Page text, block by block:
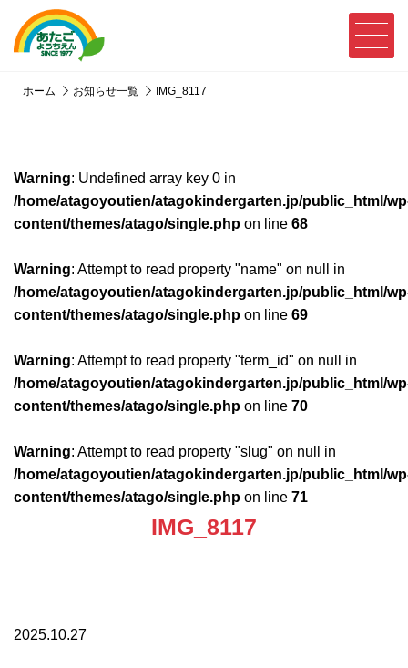
ホーム お知らせ一覧 IMG_8117
Warning: Undefined array key 0 in
/home/atagoyoutien/atagokindergarten.jp/public_html/
content/themes/atago/single.php on line 68
Warning: Attempt to read property "name" on null in
/home/atagoyoutien/atagokindergarten.jp/public_html/
content/themes/atago/single.php on line 69
Warning: Attempt to read property "term_id" on null in
/home/atagoyoutien/atagokindergarten.jp/public_html/
content/themes/atago/single.php on line 70
Warning: Attempt to read property "slug" on null in
/home/atagoyoutien/atagokindergarten.jp/public_html/
content/themes/atago/single.php on line 71
IMG_8117
2025.10.27